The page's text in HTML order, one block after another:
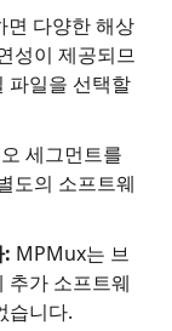
다양한 해상
성이 제공되므
파일을 선택할
세그먼트를
도의 소프트웨
: MPMux는 브
추가 소프트웨
습니다.